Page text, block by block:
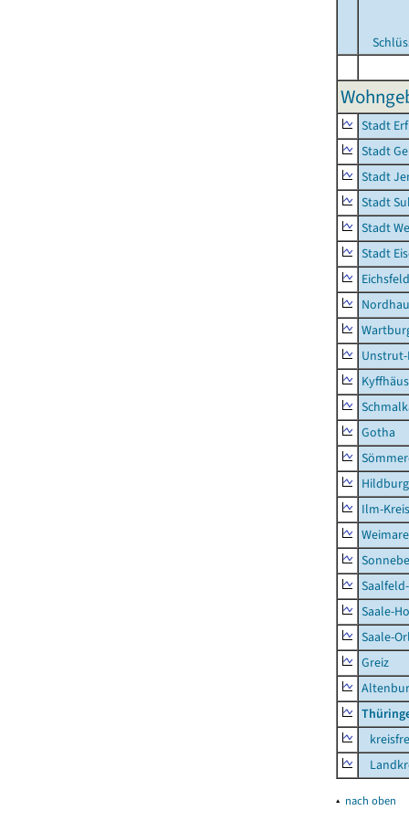
Stadt
Stadt
Stadt
Stadt
Stadt
Stadt
Eichsfeld
Gotha
Ilm-Kreis
Saale-
Saale-
Greiz
▴ nach oben